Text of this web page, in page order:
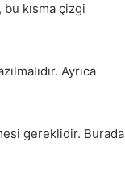
kısma çizgi
Ayrıca
gereklidir. Burada